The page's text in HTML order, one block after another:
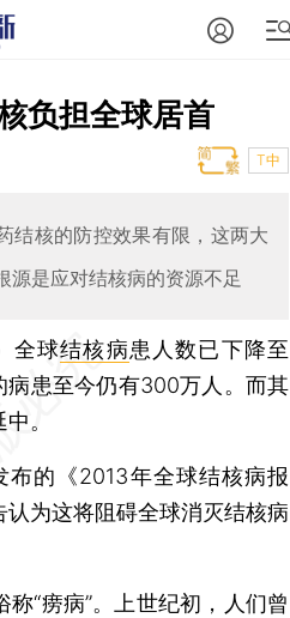
负担全球居首
T中
结核的防控效果有限，这两大
源是应对结核病的资源不足
全球结核病患人数已下降至
患至今仍有300万人。而其
。
布的《2013年全球结核病报
为这将阻碍全球消灭结核病
“痨病”。上世纪初，人们曾